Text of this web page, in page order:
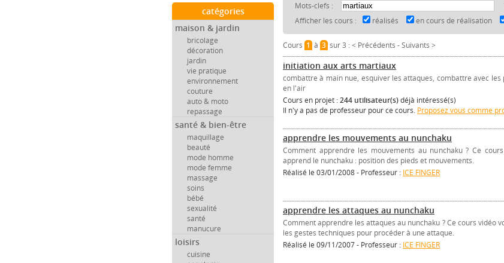
catégories
maison & jardin
bricolage
décoration
jardin
vie pratique
environnement
couture
auto & moto
repassage
santé & bien-être
maquillage
beauté
mode homme
mode femme
massage
soins
bébé
sexualité
santé
manucure
loisirs
cuisine
Mots-clefs :
Afficher les cours :
réalisés en cours de réalisation
Cours 1à 3sur 3 :< Précédents -Suivants >
initiation aux arts martiaux
combattre à main nue, esquiver les attaques, combattre avec
en l'air
Cours en projet :244 utilisateur(s)déjà intéressé(s)
Il n'y a pas de professeur pour ce cours. Proposez vous comme
apprendre les mouvements au nunchaku
Comment apprendre les mouvements au nunchaku ? Ce
apprend le nunchaku : position des pieds et mouvements.
Réalisé le 03/01/2008 - Professeur : ICE FINGER
apprendre les attaques au nunchaku
Comment apprendre les attaques au nunchaku ? Ce cours vidéo
les gestes techniques pour procéder à une attaque.
Réalisé le 09/11/2007 - Professeur : ICE FINGER